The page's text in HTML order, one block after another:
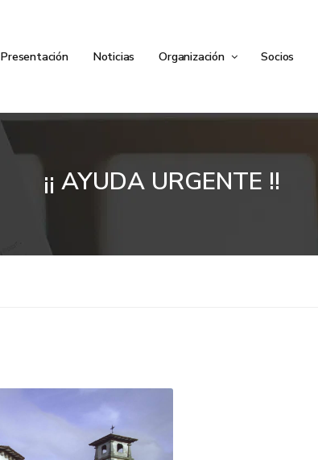
Presentación Noticias Organización Socios
¡¡ AYUDA URGENTE !!